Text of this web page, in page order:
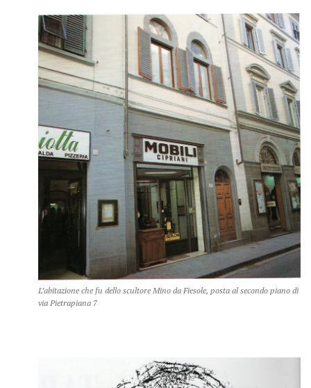
L’abitazione che fu dello scultore Mino da Fiesole, posta al secondo piano di
via Pietrapiana 7